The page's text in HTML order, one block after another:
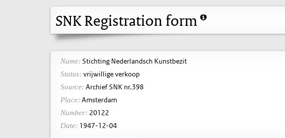
SNK Registration form
Name: Stichting Nederlandsch Kunstbezit
Status: vrijwillige verkoop
Source: Archief SNK nr.398
Place: Amsterdam
Number: 20122
Date: 1947-12-04